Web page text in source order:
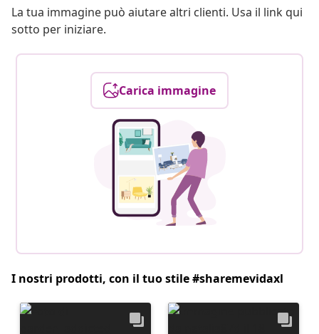
La tua immagine può aiutare altri clienti. Usa il link qui
sotto per iniziare.
Carica immagine
I nostri prodotti, con il tuo stile #sharemevidaxl